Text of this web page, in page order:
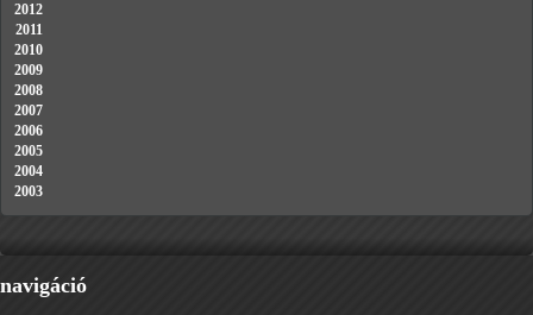
2012
2011
2010
2009
2008
2007
2006
2005
2004
2003
navigáció